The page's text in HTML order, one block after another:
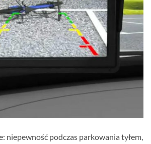
niepewność podczas parkowania tyłem,